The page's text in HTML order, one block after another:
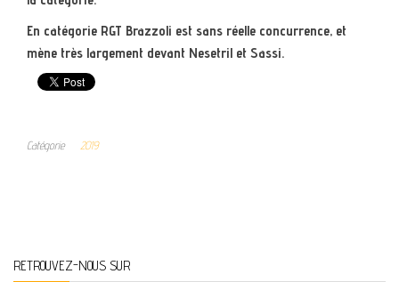
En catégorie RGT Brazzoli est sans réelle concurrence, et
mène très largement devant Nesetril et Sassi.
Catégorie 2019
RETROUVEZ-NOUS SUR